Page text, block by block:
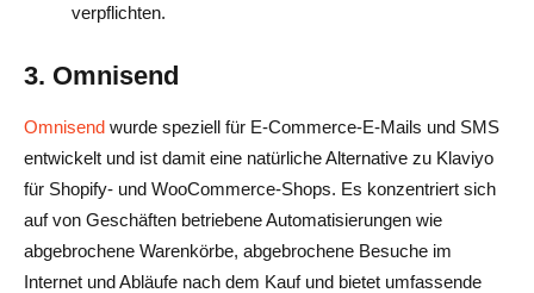
verpflichten.
3. Omnisend
Omnisend wurde speziell für E-Commerce-E-Mails und SMS
entwickelt und ist damit eine natürliche Alternative zu Klaviyo
für Shopify- und WooCommerce-Shops. Es konzentriert sich
auf von Geschäften betriebene Automatisierungen wie
abgebrochene Warenkörbe, abgebrochene Besuche im
Internet und Abläufe nach dem Kauf und bietet umfassende